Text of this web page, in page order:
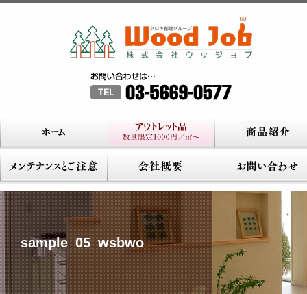
sample_05_wsbwo